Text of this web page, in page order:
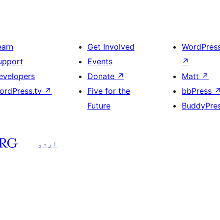
↗
Get Involved
Events
Donate ↗
Five for the
Future
↗
Matt ↗
bbPress ↗
اردو